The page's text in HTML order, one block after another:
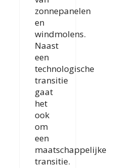
zonnepanelen
en
windmolens.
Naast
een
technologische
transitie
gaat
het
ook
om
een
maatschappelijke
transitie.